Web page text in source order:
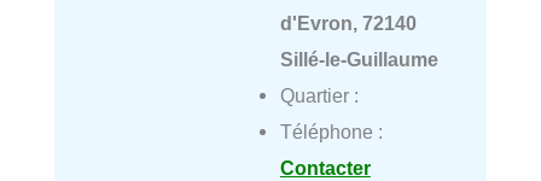
d'Evron, 72140
Sillé-le-Guillaume
Quartier :
Téléphone :
Contacter